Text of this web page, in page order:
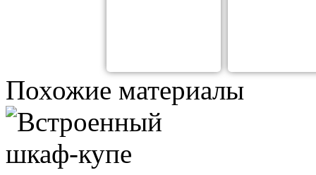
Похожие материалы